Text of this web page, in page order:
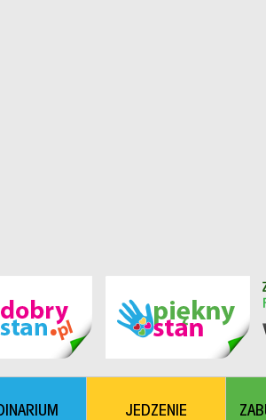
JEDZENIE